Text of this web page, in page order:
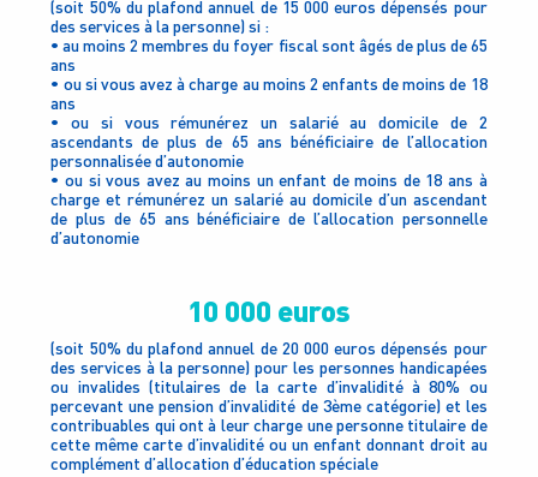
(soit 50% du plafond annuel de 15 000 euros dépensés pour
des services à la personne) si :
• au moins 2 membres du foyer fiscal sont âgés de plus de 65
ans
• ou si vous avez à charge au moins 2 enfants de moins de 18
ans
• ou si vous rémunérez un salarié au domicile de 2
ascendants de plus de 65 ans bénéficiaire de l’allocation
personnalisée d’autonomie
• ou si vous avez au moins un enfant de moins de 18 ans à
charge et rémunérez un salarié au domicile d’un ascendant
de plus de 65 ans bénéficiaire de l’allocation personnelle
d’autonomie
10 000 euros
(soit 50% du plafond annuel de 20 000 euros dépensés pour
des services à la personne) pour les personnes handicapées
ou invalides (titulaires de la carte d’invalidité à 80% ou
percevant une pension d’invalidité de 3ème catégorie) et les
contribuables qui ont à leur charge une personne titulaire de
cette même carte d’invalidité ou un enfant donnant droit au
complément d’allocation d’éducation spéciale